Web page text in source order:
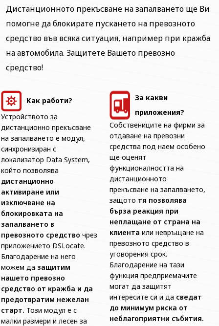
Дистанционното прекъсване на запалването ще Ви
помогне да блокирате пускането на превозното
средство във всяка ситуация, например при кражба
на автомобила. Защитете Вашето превозно
средство!
Как работи?
Устройството за
дистанционно прекъсване
на запалването е модул,
синхронизиран с
локализатор Data System,
който позволява
дистанционно
активиране или
изключване на
блокировката на
запалването в
превозното средство чрез
приложението DSLocate.
Благодарение на него
можем да защитим
нашето превозно
средство от кражба и да
предотвратим нежелан
старт. Този модул е с
малки размери и лесен за
За какви
приложения?
Собствениците на фирми за
отдаване на превозни
средства под наем особено
ще оценят
функционалността на
дистанционното
прекъсване на запалването,
защото тя позволява
бърза реакция при
неплащане от страна на
клиента или невръщане на
превозното средство в
уговорения срок.
Благодарение на тази
функция предприемачите
могат да защитят
интересите си и да сведат
до минимум риска от
неблагоприятни събития.